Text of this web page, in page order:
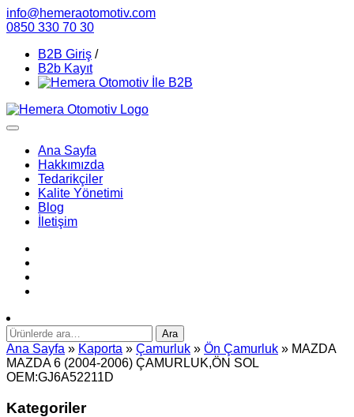
info@hemeraotomotiv.com
0850 330 70 30
B2B Giriş /
B2b Kayıt
Ana Sayfa
Hakkımızda
Tedarikçiler
Kalite Yönetimi
Blog
İletişim
Ara: Ara
Ana Sayfa » Kaporta » Çamurluk » Ön Çamurluk » MAZDA
MAZDA 6 (2004-2006) ÇAMURLUK,ÖN SOL
OEM:GJ6A52211D
Kategoriler